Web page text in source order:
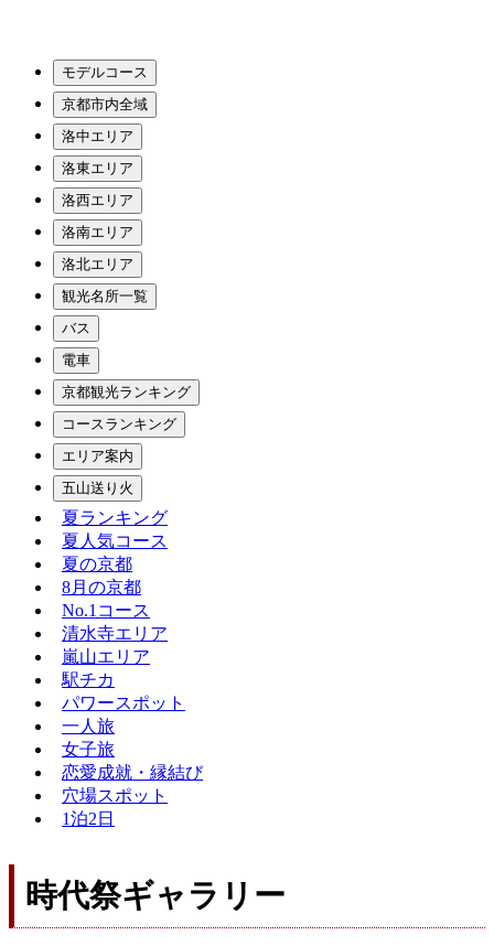
モデルコース
京都市内全域
洛中エリア
洛東エリア
洛西エリア
洛南エリア
洛北エリア
観光名所一覧
バス
電車
京都観光ランキング
コースランキング
エリア案内
五山送り火
夏ランキング
夏人気コース
夏の京都
8月の京都
No.1コース
清水寺エリア
嵐山エリア
駅チカ
パワースポット
一人旅
女子旅
恋愛成就・縁結び
穴場スポット
1泊2日
時代祭ギャラリー